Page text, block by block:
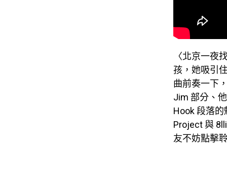
〈北京一夜
孩，她吸引
曲前奏一下
Jim 部分、
Hook 段落
Project 與
友不妨點擊